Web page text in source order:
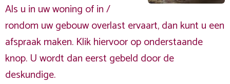
Als u in uw woning of in /
rondom uw gebouw overlast ervaart, dan kunt u een
afspraak maken. Klik hiervoor op onderstaande
knop. U wordt dan eerst gebeld door de
deskundige.